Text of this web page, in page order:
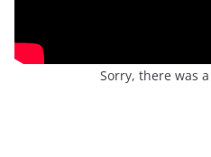
Sorry, there was